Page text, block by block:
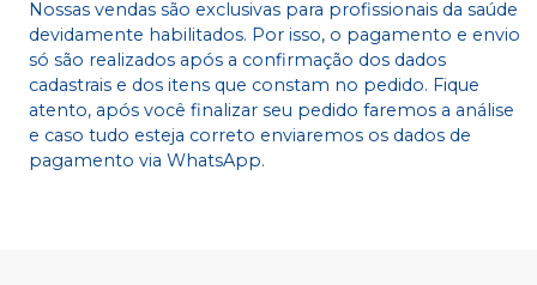
Nossas vendas são exclusivas para profissionais da saúde
devidamente habilitados. Por isso, o pagamento e envio
só são realizados após a confirmação dos dados
cadastrais e dos itens que constam no pedido. Fique
atento, após você finalizar seu pedido faremos a análise
e caso tudo esteja correto enviaremos os dados de
pagamento via WhatsApp.